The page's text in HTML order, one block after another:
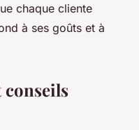
chaque cliente
à ses goûts et à
conseils